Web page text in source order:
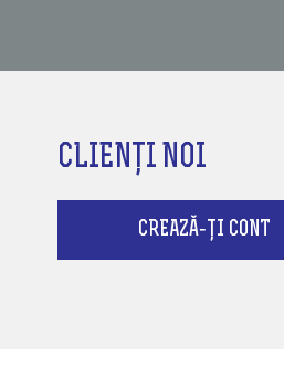
CLIENȚI NOI
CREAZĂ-ȚI CONT